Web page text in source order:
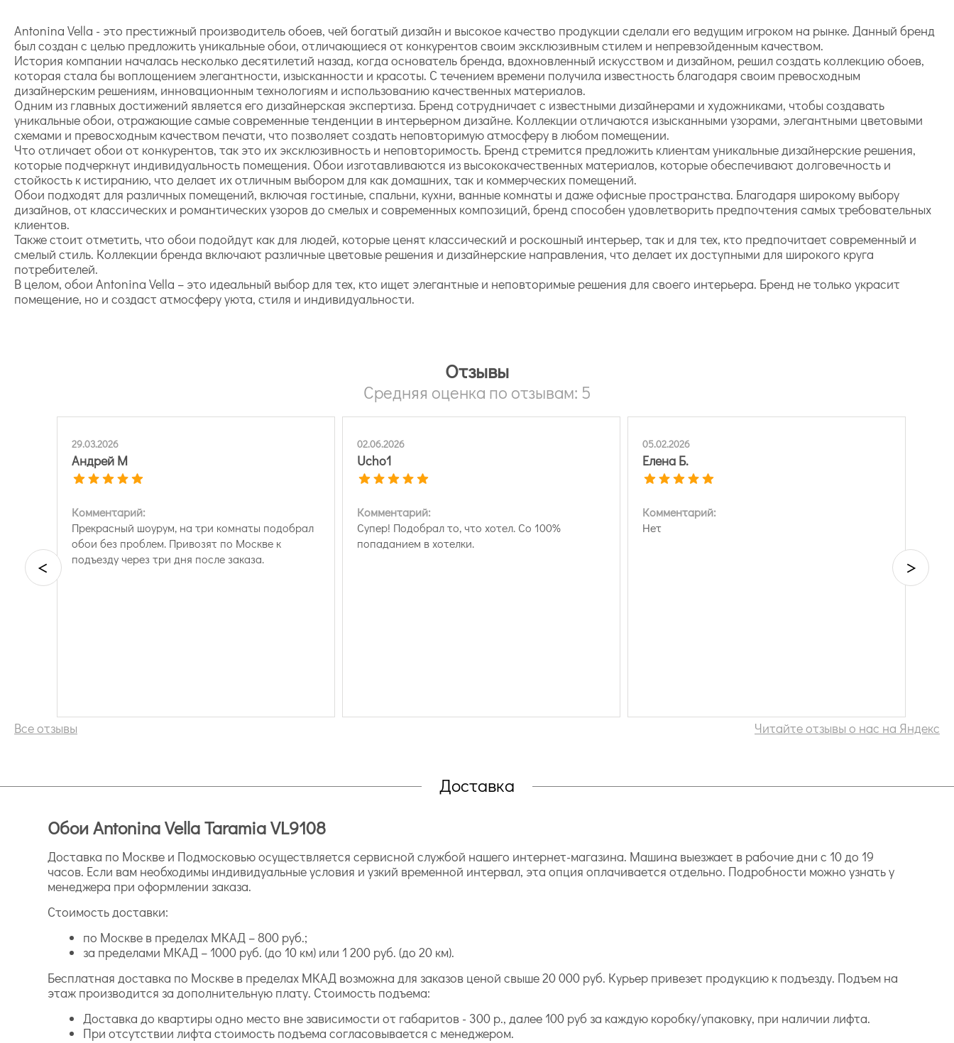
Antonina Vella - это престижный производитель обоев, чей богатый дизайн и высокое качество продукции сделали его ведущим игроком на рынке. Данный бренд
был создан с целью предложить уникальные обои, отличающиеся от конкурентов своим эксклюзивным стилем и непревзойденным качеством.
История компании началась несколько десятилетий назад, когда основатель бренда, вдохновленный искусством и дизайном, решил создать коллекцию обоев,
которая стала бы воплощением элегантности, изысканности и красоты. С течением времени получила известность благодаря своим превосходным
дизайнерским решениям, инновационным технологиям и использованию качественных материалов.
Одним из главных достижений является его дизайнерская экспертиза. Бренд сотрудничает с известными дизайнерами и художниками, чтобы создавать
уникальные обои, отражающие самые современные тенденции в интерьерном дизайне. Коллекции отличаются изысканными узорами, элегантными цветовыми
схемами и превосходным качеством печати, что позволяет создать неповторимую атмосферу в любом помещении.
Что отличает обои от конкурентов, так это их эксклюзивность и неповторимость. Бренд стремится предложить клиентам уникальные дизайнерские решения,
которые подчеркнут индивидуальность помещения. Обои изготавливаются из высококачественных материалов, которые обеспечивают долговечность и
стойкость к истиранию, что делает их отличным выбором для как домашних, так и коммерческих помещений.
Обои подходят для различных помещений, включая гостиные, спальни, кухни, ванные комнаты и даже офисные пространства. Благодаря широкому выбору
дизайнов, от классических и романтических узоров до смелых и современных композиций, бренд способен удовлетворить предпочтения самых требовательных
клиентов.
Также стоит отметить, что обои подойдут как для людей, которые ценят классический и роскошный интерьер, так и для тех, кто предпочитает современный и
смелый стиль. Коллекции бренда включают различные цветовые решения и дизайнерские направления, что делает их доступными для широкого круга
потребителей.
В целом, обои Antonina Vella – это идеальный выбор для тех, кто ищет элегантные и неповторимые решения для своего интерьера. Бренд не только украсит
помещение, но и создаст атмосферу уюта, стиля и индивидуальности.
Отзывы
Средняя оценка по отзывам: 5
29.03.2026
Андрей М
Комментарий:
Прекрасный шоурум, на три комнаты подобрал
обои без проблем. Привозят по Москве к
подъезду через три дня после заказа.
02.06.2026
Ucho1
Комментарий:
Супер! Подобрал то, что хотел. Со 100%
попаданием в хотелки.
05.02.2026
Елена Б.
Комментарий:
Нет
< >
Все отзывы Читайте отзывы о нас на Яндекс
Доставка
Обои Antonina Vella Taramia VL9108
Доставка по Москве и Подмосковью осуществляется сервисной службой нашего интернет-магазина. Машина выезжает в рабочие дни с 10 до 19
часов. Если вам необходимы индивидуальные условия и узкий временной интервал, эта опция оплачивается отдельно. Подробности можно узнать у
менеджера при оформлении заказа.
Стоимость доставки:
по Москве в пределах МКАД – 800 руб.;
за пределами МКАД – 1000 руб. (до 10 км) или 1 200 руб. (до 20 км).
Бесплатная доставка по Москве в пределах МКАД возможна для заказов ценой свыше 20 000 руб. Курьер привезет продукцию к подъезду. Подъем на
этаж производится за дополнительную плату. Стоимость подъема:
Доставка до квартиры одно место вне зависимости от габаритов - 300 р., далее 100 руб за каждую коробку/упаковку, при наличии лифта.
При отсутствии лифта стоимость подъема согласовывается с менеджером.